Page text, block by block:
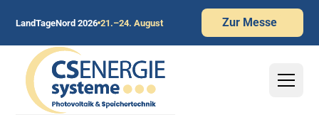
LandTageNord 2026 21.–24. August Zur Messe